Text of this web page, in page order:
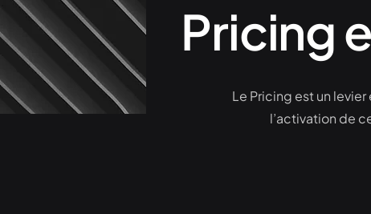
Pricing
Le Pricing est un
l’activation de